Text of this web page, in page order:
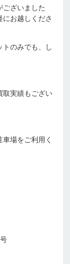
ございました
お越しくださ
トのみでも、し
取実績もござい
場をご利用く